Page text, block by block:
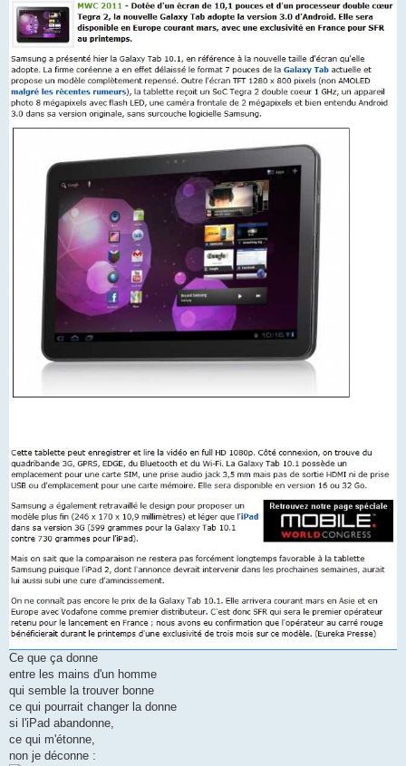
Ce que ça donne
entre les mains d'un homme
qui semble la trouver bonne
ce qui pourrait changer la donne
si l'iPad abandonne,
ce qui m'étonne,
non je déconne :